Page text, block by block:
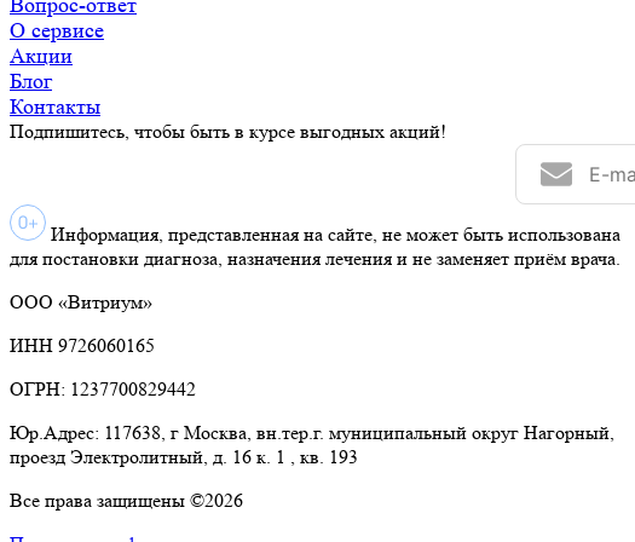
Вопрос-ответ
О сервисе
Акции
Блог
Контакты
Подпишитесь, чтобы быть в курсе выгодных акций!
Информация, представленная на сайте, не может быть использована
для постановки диагноза, назначения лечения и не заменяет приём врача.
ООО «Витриум»
ИНН 9726060165
ОГРН: 1237700829442
Юр.Адрес: 117638, г Москва, вн.тер.г. муниципальный округ Нагорный,
проезд Электролитный, д. 16 к. 1 , кв. 193
Все права защищены ©2026